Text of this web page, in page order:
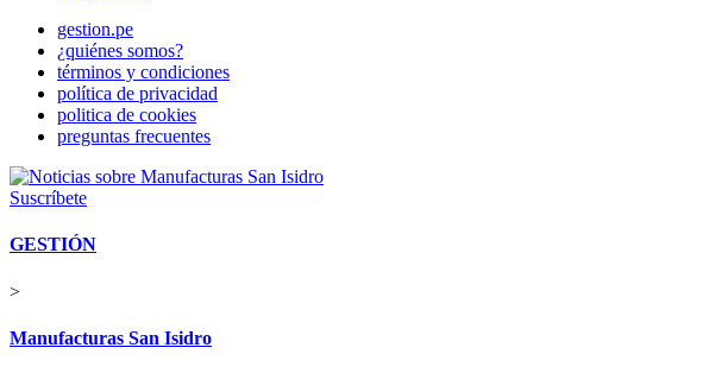
gestion.pe
¿quiénes somos?
términos y condiciones
política de privacidad
politica de cookies
preguntas frecuentes
Suscríbete
GESTIÓN
>
Manufacturas San Isidro